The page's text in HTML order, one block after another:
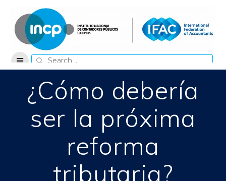
content
Search
for:
¿Cómo debería
ser la próxima
reforma
tributaria?